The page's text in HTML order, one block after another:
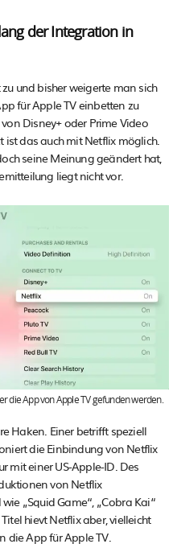
der Integration in
und bisher weigerte man sich
für Apple TV einbetten zu
Disney+ oder Prime Video
ist das auch mit Netflix möglich.
seine Meinung geändert hat,
liegt nicht vor.
die App von Apple TV gefunden werden.
Haken. Einer betrifft speziell
die Einbindung von Netflix
mit einer US-Apple-ID. Des
von Netflix
„Squid Game“, „Cobra Kai“
hievt Netflix aber, vielleicht
die App für Apple TV.